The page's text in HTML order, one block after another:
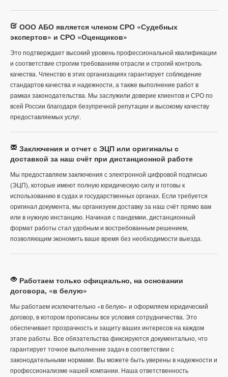
ООО АБО является членом СРО «Судебных
экспертов» и СРО «Оценщиков»
Это подтверждает высокий уровень профессиональной квалификации
и соответствие строгим требованиям отрасли и строгий контроль
качества. Членство в этих организациях гарантирует соблюдение
стандартов качества и надежности, а также выполнение работ в
рамках законодательства. Мы заслужили доверие клиентов и СРО по
всей России благодаря безупречной репутации и высокому качеству
предоставляемых услуг.
Заключения и отчет с ЭЦП или оригиналы с
доставкой за наш счёт при дистанционной работе
Мы предоставляем заключения с электронной цифровой подписью
(ЭЦП), которые имеют полную юридическую силу и готовы к
использованию в судах и государственных органах. Если требуется
оригинал документа, мы организуем доставку за наш счёт прямо вам
или в нужную инстанцию. Начиная с пандемии, дистанционный
формат работы стал удобным и востребованным решением,
позволяющим экономить ваше время без необходимости выезда.
Работаем только официально, на основании
договора, «в белую»
Мы работаем исключительно «в белую» и оформляем юридический
договор, в котором прописаны все условия сотрудничества. Это
обеспечивает прозрачность и защиту ваших интересов на каждом
этапе работы. Все обязательства фиксируются документально, что
гарантирует точное выполнение задач в соответствии с
законодательными нормами. Вы можете быть уверены в надежности и
профессионализме нашей компании. Наша ответственность